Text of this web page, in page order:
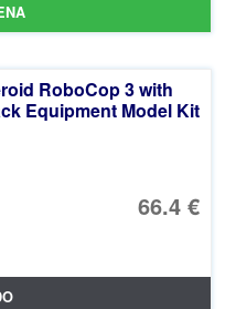
RoboCop 3 with
Equipment Model Kit
66.4 €